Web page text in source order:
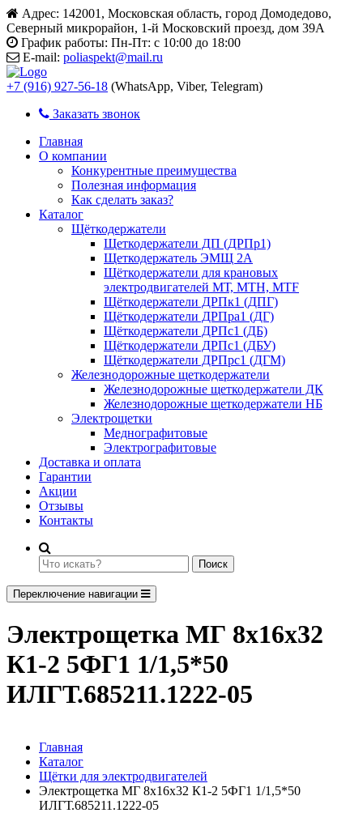
Адрес: 142001, Московская область, город Домодедово,
Северный микрорайон, 1-й Московский проезд, дом 39А
График работы: Пн-Пт: с 10:00 до 18:00
E-mail: poliaspekt@mail.ru
+7 (916) 927-56-18 (WhatsApp, Viber, Telegram)
Заказать звонок
Главная
О компании
Конкурентные преимущества
Полезная информация
Как сделать заказ?
Каталог
Щёткодержатели
Щеткодержатели ДП (ДРПр1)
Щеткодержатель ЭМЩ 2А
Щёткодержатели для крановых
электродвигателей МТ, МТН, МТF
Щёткодержатели ДРПк1 (ДПГ)
Щёткодержатели ДРПра1 (ДГ)
Щёткодержатели ДРПс1 (ДБ)
Щёткодержатели ДРПс1 (ДБУ)
Щёткодержатели ДРПрс1 (ДГМ)
Железнодорожные щеткодержатели
Железнодорожные щеткодержатели ДК
Железнодорожные щеткодержатели НБ
Электрощетки
Меднографитовые
Электрографитовые
Доставка и оплата
Гарантии
Акции
Отзывы
Контакты
Поиск
Переключение навигации
Электрощетка МГ 8х16х32
К1-2 5ФГ1 1/1,5*50
ИЛГТ.685211.1222-05
Главная
Каталог
Щётки для электродвигателей
Электрощетка МГ 8х16х32 К1-2 5ФГ1 1/1,5*50
ИЛГТ.685211.1222-05